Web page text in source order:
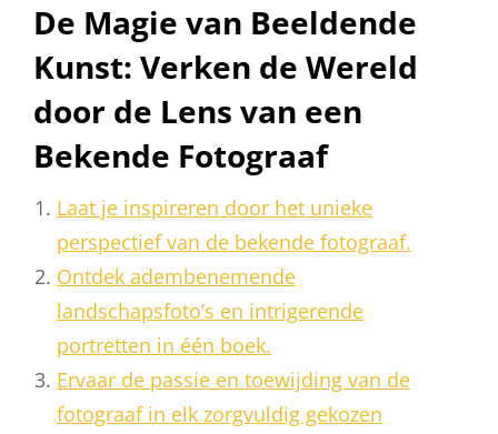
De Magie van Beeldende
Kunst: Verken de Wereld
door de Lens van een
Bekende Fotograaf
Laat je inspireren door het unieke
perspectief van de bekende fotograaf.
Ontdek adembenemende
landschapsfoto’s en intrigerende
portretten in één boek.
Ervaar de passie en toewijding van de
fotograaf in elk zorgvuldig gekozen